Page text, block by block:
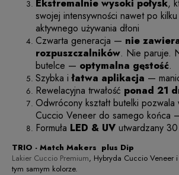
Ekstremalnie wysoki połysk,
swojej intensywności nawet po
aktywnego używania dłoni
Czwarta generacja — nie
rozpuszczalników. Nie paruje.
butelce — optymalna gęstość.
Szybka i łatwa aplikacja —
Rewelacyjna trwałość ponad 21
Odwrócony kształt butelki pozwala
Cuccio Veneer do samego końca
Formuła LED & UV utwardzany
TRIO - Match Makers plus Dip
Lakier Cuccio Premium, Hybryda Cuccio Veneer i
tym samym kolorze.